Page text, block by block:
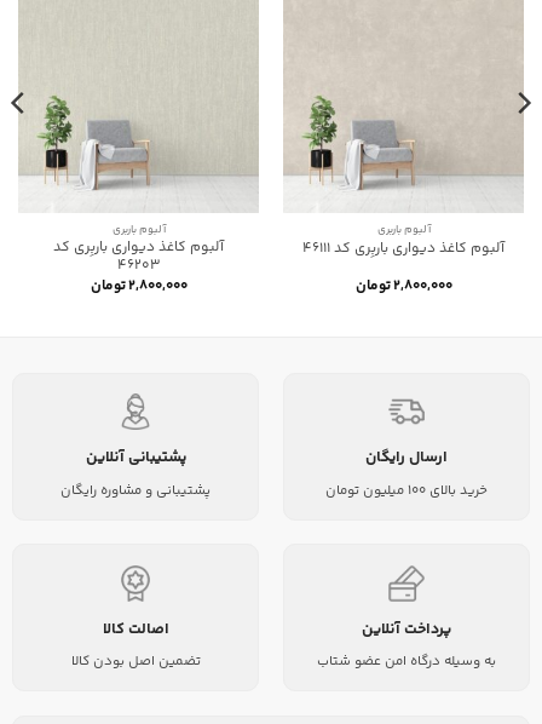
آلبوم باربری
آلبوم کاغذ دیواری باربِری کد 46111
۲,۸۰۰,۰۰۰تومان
آلبوم باربری
آلبوم کاغذ دیواری باربِری کد
46203
۲,۸۰۰,۰۰۰تومان
ارسال رایگان
خرید بالای 100 میلیون تومان
پشتیبانی آنلاین
پشتیبانی و مشاوره رایگان
پرداخت آنلاین
به وسیله درگاه امن عضو شتاب
اصالت کالا
تضمین اصل بودن کالا